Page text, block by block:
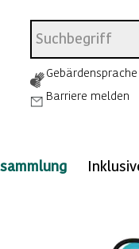
Gebärdensprache
Barriere melden